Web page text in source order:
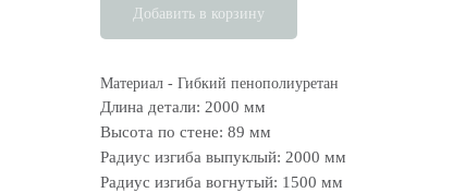
Добавить в корзину
Материал - Гибкий пенополиуретан
Длина детали: 2000 мм
Высота по стене: 89 мм
Радиус изгиба выпуклый: 2000 мм
Радиус изгиба вогнутый: 1500 мм